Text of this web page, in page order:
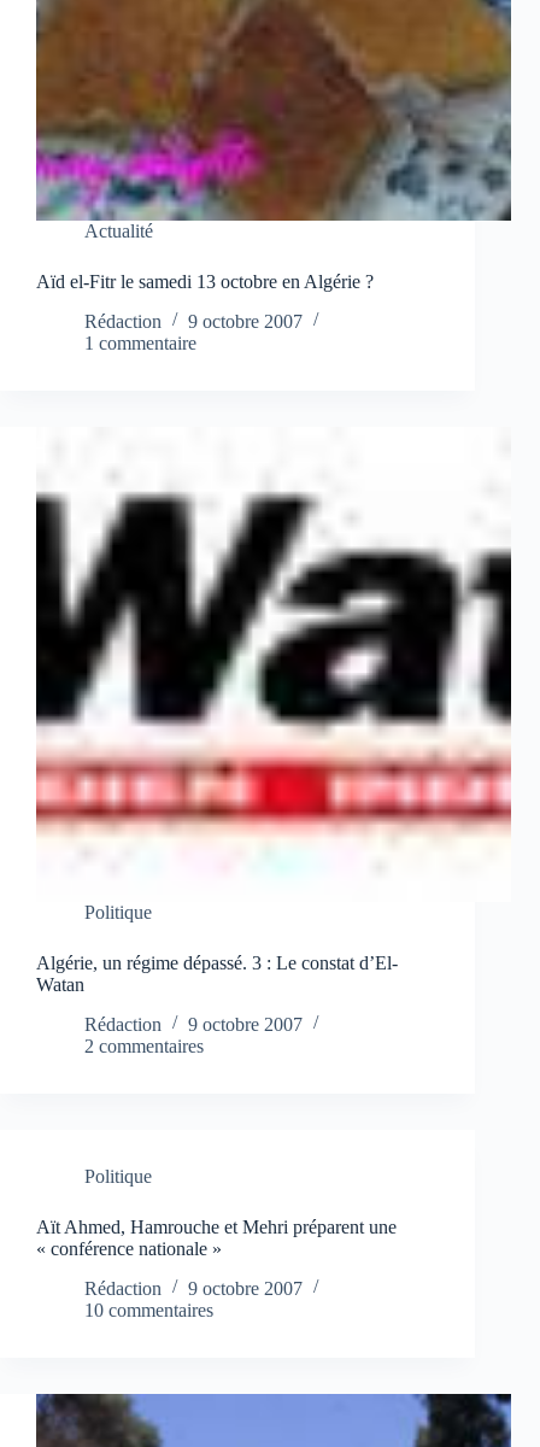
Actualité
Aïd el-Fitr le samedi 13 octobre en Algérie ?
Rédaction
9 octobre 2007
1 commentaire
Politique
Algérie, un régime dépassé. 3 : Le constat d’El-
Watan
Rédaction
9 octobre 2007
2 commentaires
Politique
Aït Ahmed, Hamrouche et Mehri préparent une
« conférence nationale »
Rédaction
9 octobre 2007
10 commentaires